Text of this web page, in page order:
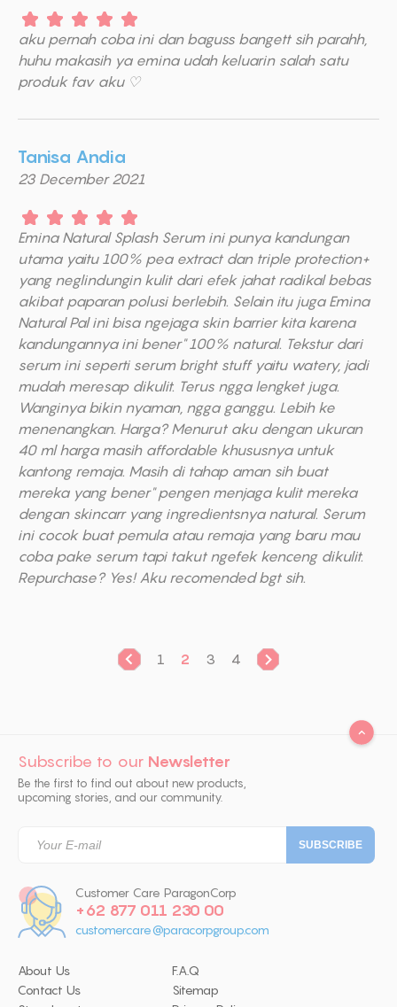
aku pernah coba ini dan baguss bangett sih parahh,
huhu makasih ya emina udah keluarin salah satu
produk fav aku ♡
Tanisa Andia
23 December 2021
Emina Natural Splash Serum ini punya kandungan
utama yaitu 100% pea extract dan triple protection+
yang neglindungin kulit dari efek jahat radikal bebas
akibat paparan polusi berlebih. Selain itu juga Emina
Natural Pal ini bisa ngejaga skin barrier kita karena
kandungannya ini bener" 100% natural. Tekstur dari
serum ini seperti serum bright stuff yaitu watery, jadi
mudah meresap dikulit. Terus ngga lengket juga.
Wanginya bikin nyaman, ngga ganggu. Lebih ke
menenangkan. Harga? Menurut aku dengan ukuran
40 ml harga masih affordable khususnya untuk
kantong remaja. Masih di tahap aman sih buat
mereka yang bener" pengen menjaga kulit mereka
dengan skincarr yang ingredientsnya natural. Serum
ini cocok buat pemula atau remaja yang baru mau
coba pake serum tapi takut ngefek kenceng dikulit.
Repurchase? Yes! Aku recomended bgt sih.
1 2 3 4
Subscribe to our Newsletter
Be the first to find out about new products,
upcoming stories, and our community.
Customer Care ParagonCorp
+62 877 011 230 00
customercare@paracorpgroup.com
About Us
F.A.Q
Contact Us
Sitemap